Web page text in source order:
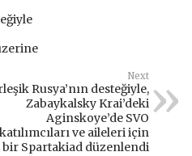
Next
Rusya’nın desteğiyle,
Zabaykalsky Krai’deki
Aginskoye’de SVO
katılımcıları ve aileleri için
bir Spartakiad düzenlendi